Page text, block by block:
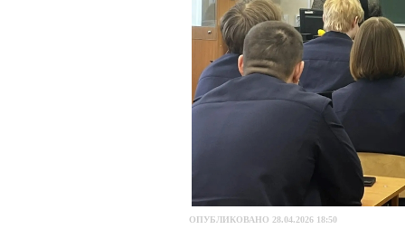
ОПУБЛИКОВАНО 28.04.2026 18:50